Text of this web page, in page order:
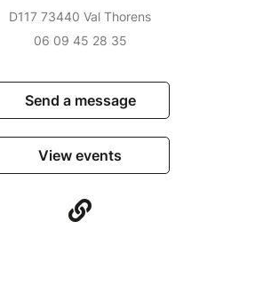
D117 73440 Val Thorens
06 09 45 28 35
Send a message
View events